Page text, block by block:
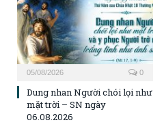
05/08/2026 0
Dung nhan Người chói lọi như
mặt trời – SN ngày
06.08.2026